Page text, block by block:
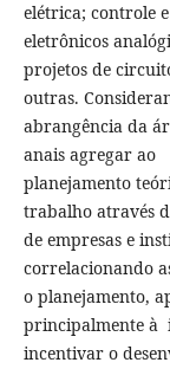
elétrica; controle
eletrônicos
projetos de
outras.
abrangência da
anais agregar ao
planejamento
trabalho através
de empresas e
correlacionando
o planejamento,
principalmente à
incentivar o